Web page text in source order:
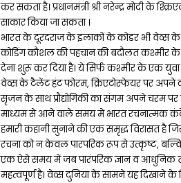
कर सकता है। प्रधानमंत्री श्री नरेन्द्र मोदी के
साकार किया जा सकता ।
भारत के दूरदराज के इलाकों के कोडर भी वेव्स
कोडिंग कौशल की पहचान की बदौलत कश्मीर
देना शुरू कर दिया है। ये सिर्फ कश्मीर के एक
वेव्स के टैलेंट हंट फोरम, क्रिएटोस्फेयर पर
सृजन के साथ प्रौद्योगिकी का संगम अपने चरम
माध्यम से आने वाले समय में भारत रचनात्मक
हमारी कहानी सुनाने की एक समृद्ध विरासत है
रचना को न केवल पारंपरिक रूप से उत्कृष्ट,
एक ऐसे समय में जब पारंपरिक ज्ञान व
महत्वपूर्ण है। वेव्स दुनिया के सामने यह दिखाने के